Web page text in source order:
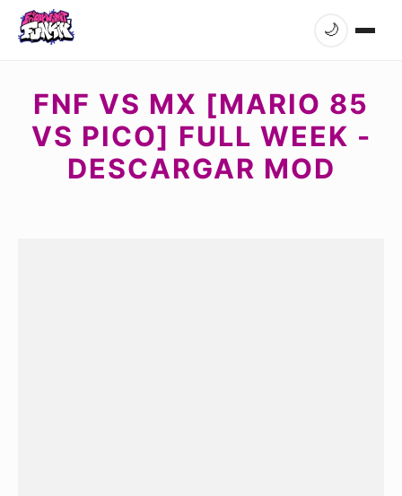
🌙
FNF VS MX [MARIO 85
VS PICO] FULL WEEK -
DESCARGAR MOD